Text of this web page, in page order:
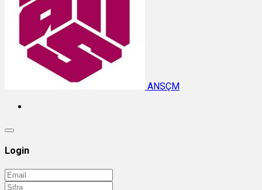
ANSÇM
Login